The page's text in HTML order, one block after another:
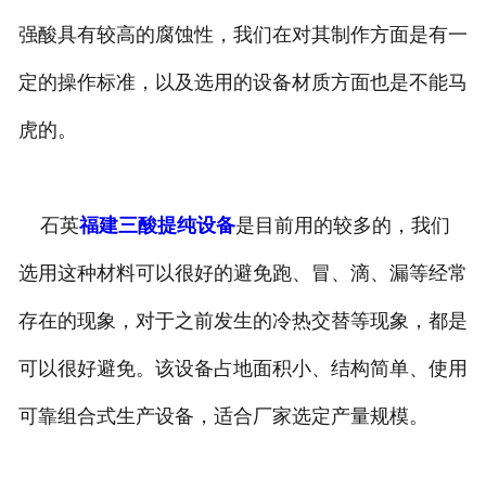
强酸具有较高的腐蚀性，我们在对其制作方面是有一
定的操作标准，以及选用的设备材质方面也是不能马
虎的。
石英福建三酸提纯设备是目前用的较多的，我们
选用这种材料可以很好的避免跑、冒、滴、漏等经常
存在的现象，对于之前发生的冷热交替等现象，都是
可以很好避免。该设备占地面积小、结构简单、使用
可靠组合式生产设备，适合厂家选定产量规模。